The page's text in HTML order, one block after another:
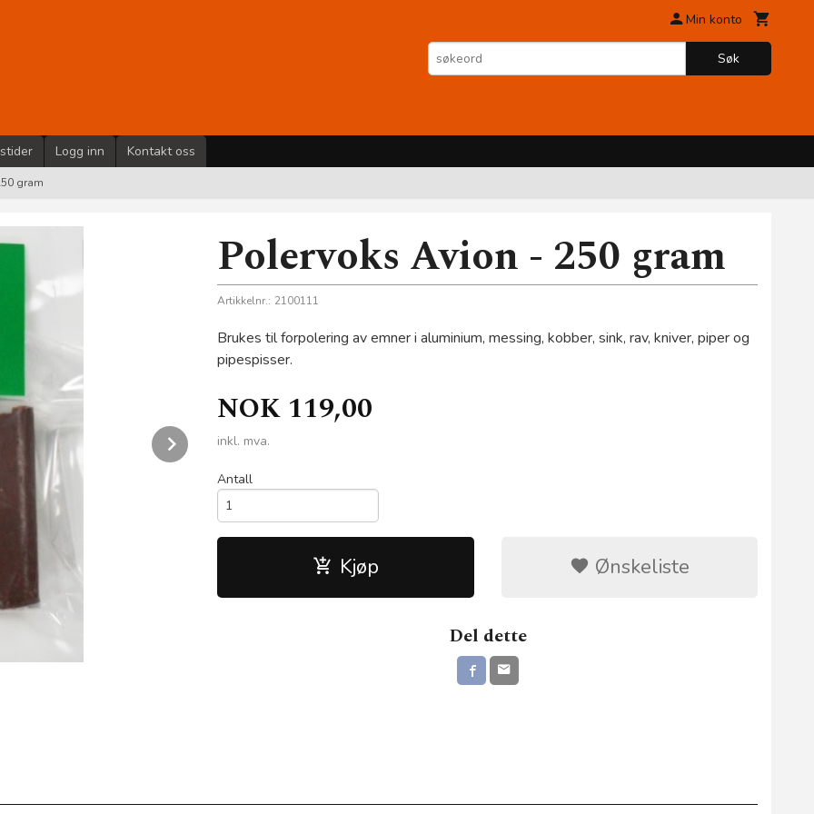
Min konto
Søk
Logg inn Kontakt oss
gram
Next
Polervoks Avion - 250 gram
Artikkelnr.: 2100111
Brukes til forpolering av emner i aluminium, messing, kobber, sink, rav, kniver, piper og
pipespisser.
NOK 119,00
inkl. mva.
Antall
Kjøp Ønskeliste
Del dette